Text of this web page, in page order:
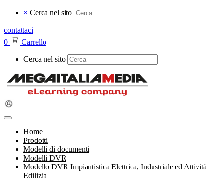
× Cerca nel sito
contattaci
0
Carrello
Cerca nel sito
Home
Prodotti
Modelli di documenti
Modelli DVR
Modello DVR Impiantistica Elettrica, Industriale ed Attività
Edilizia